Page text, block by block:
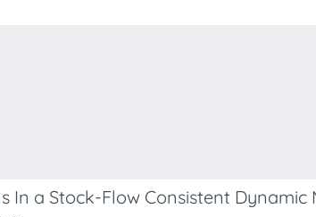
a Stock-Flow Consistent Dynamic